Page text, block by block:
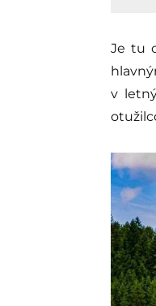
Je tu
v